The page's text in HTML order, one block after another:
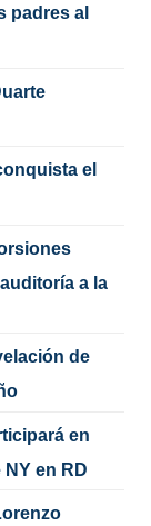
padres al
el
a la
de
en
en RD